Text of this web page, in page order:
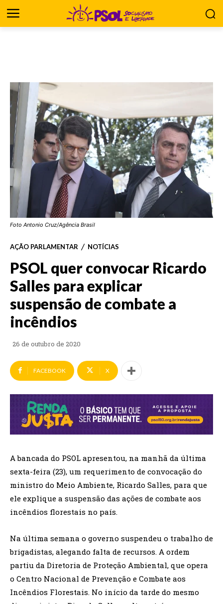
Foto Antonio Cruz/Agência Brasil
AÇÃO PARLAMENTAR NOTÍCIAS
PSOL quer convocar Ricardo
Salles para explicar
suspensão de combate a
incêndios
26 de outubro de 2020
FACEBOOK X
A bancada do PSOL apresentou, na manhã da última
sexta-feira (23), um requerimento de convocação do
ministro do Meio Ambiente, Ricardo Salles, para que
ele explique a suspensão das ações de combate aos
incêndios florestais no país.
Na última semana o governo suspendeu o trabalho de
brigadistas, alegando falta de recursos. A ordem
partiu da Diretoria de Proteção Ambiental, que opera
o Centro Nacional de Prevenção e Combate aos
Incêndios Florestais. No início da tarde do mesmo